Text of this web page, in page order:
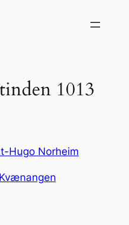
1013
Hugo Norheim
Kvænangen